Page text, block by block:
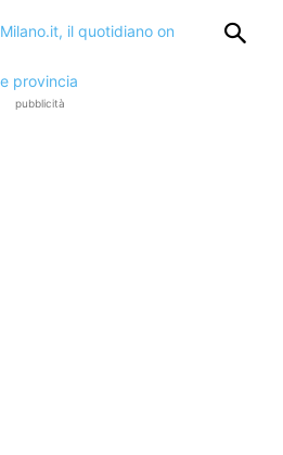
pubblicità